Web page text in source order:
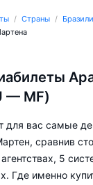
Страны
— MF)
для вас самые
сравнив
5
Где именно